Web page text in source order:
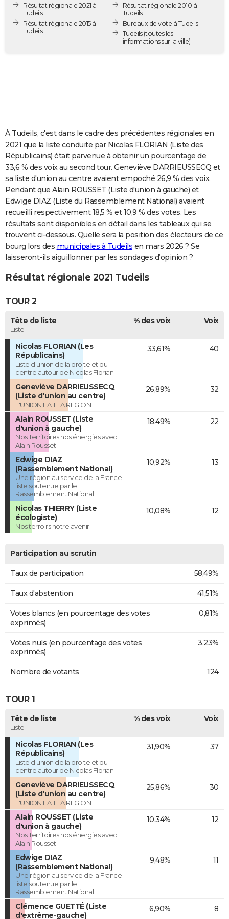
Destinations
City break
Voyage nature
Voyage de noces
Forum
PHOTO
GUIDES D'ACHAT
COPAINS D'AVANT
S'inscrire
Se connecter
Lycées
Collèges
Primaires
Universités
Entreprises
Service militaire
Avis de recherche
AVIS DE DÉCÈS
FORUM
Bricolage
Lifestyle
Culture
Sport
Auto
Television
Voyage
Cinema
Résultat régionale 2021 à
Tudeils
Résultat régionale 2015 à
Tudeils
Résultat régionale 2010 à
Tudeils
Bureaux de vote à Tudeils
Tudeils(toutes les
informations sur la ville)
À Tudeils, c'est dans le cadre des précédentes régionales en
2021 que la liste conduite par Nicolas FLORIAN (Liste des
Républicains) était parvenue à obtenir un pourcentage de
33,6 % des voix au second tour. Geneviève DARRIEUSSECQ et
sa liste d'union au centre avaient empoché 26,9 % des voix.
Pendant que Alain ROUSSET (Liste d'union à gauche) et
Edwige DIAZ (Liste du Rassemblement National) avaient
recueilli respectivement 18,5 % et 10,9 % des votes. Les
résultats sont disponibles en détail dans les tableaux qui se
trouvent ci-dessous. Quelle sera la position des électeurs de ce
bourg lors des municipales à Tudeils en mars 2026 ? Se
laisseront-ils aiguillonner par les sondages d’opinion ?
Résultat régionale 2021 Tudeils
TOUR 2
Tête de liste
Liste
% des voix Voix
Nicolas FLORIAN (Les
Républicains)
Liste d'union de la droite et du
centre autour de Nicolas Florian
33,61% 40
Geneviève DARRIEUSSECQ
(Liste d'union au centre)
L'UNION FAIT LA REGION
26,89% 32
Alain ROUSSET (Liste
d'union à gauche)
Nos Territoires nos énergies avec
Alain Rousset
18,49% 22
Edwige DIAZ
(Rassemblement National)
Une région au service de la France
liste soutenue par le
Rassemblement National
10,92% 13
Nicolas THIERRY (Liste
écologiste)
Nos terroirs notre avenir
10,08% 12
Participation au scrutin
Taux de participation 58,49%
Taux d'abstention 41,51%
Votes blancs (en pourcentage des votes
exprimés)
0,81%
Votes nuls (en pourcentage des votes
exprimés)
3,23%
Nombre de votants 124
TOUR 1
Tête de liste
Liste
% des voix Voix
Nicolas FLORIAN (Les
Républicains)
Liste d'union de la droite et du
centre autour de Nicolas Florian
31,90% 37
Geneviève DARRIEUSSECQ
(Liste d'union au centre)
L'UNION FAIT LA REGION
25,86% 30
Alain ROUSSET (Liste
d'union à gauche)
Nos Territoires nos énergies avec
Alain Rousset
10,34% 12
Edwige DIAZ
(Rassemblement National)
Une région au service de la France
liste soutenue par le
Rassemblement National
9,48% 11
Clémence GUETTÉ (Liste
d'extrême-gauche)
6,90% 8